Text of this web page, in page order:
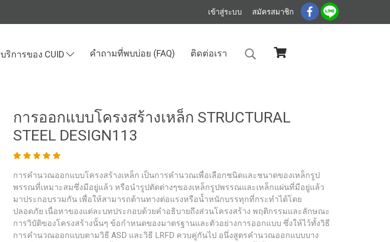
เข้าสู่ระบบ สมัครสมาชิก
บริการของ CUID คำถามที่พบบ่อย (FAQ) ติดต่อเรา
การออกแบบโครงสร้างเหล็ก STRUCTURAL
STEEL DESIGN113
การคำนวณออกแบบโครงสร้างเหล็ก เป็นการคำนวณเพื่อเลือกชนิดและชนาดของเหล็กรูป
พรรณที่เหมาะสมซึ่งมีอยู่แล้ว หรือนำรูปตัดต่างๆของเหล็กรูปพรรณและเหล็กแผ่นที่มีอยู่แล้ว
มาประกอบรวมกัน เพื่อให้สามารถต้านทางต่อแรงหรือน้ำหนักบรรทุกที่กระทำได้โดย
ปลอดภัย เนื่อหาของแต่ละบทประกอบด้วยคำอธิบายถึงส่วนโครงสร้าง พฤติกรรมและลักษณะ
การวิบัติของโครงสร้างนั้นๆ ข้อกำหนดของมาตรฐานและตัวอย่างการออกแบบ ซึ่งให้ไว้ทั้งวิธี
การคำนวณออกแบบตามวิธี ASD และวิธี LRFD ควบคู่กันไป อนึ่งสูตรคำนวณออกแบบบาง